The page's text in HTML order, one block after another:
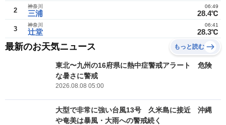
2 三浦
神奈川
28.4℃
06:49
3 辻堂
神奈川
28.3℃
06:41
最新のお天気ニュース もっと読む
東北〜九州の16府県に熱中症警戒アラート 危険
な暑さに警戒
2026.08.08 05:00
大型で非常に強い台風13号 久米島に接近 沖縄
や奄美は暴風・大雨への警戒続く